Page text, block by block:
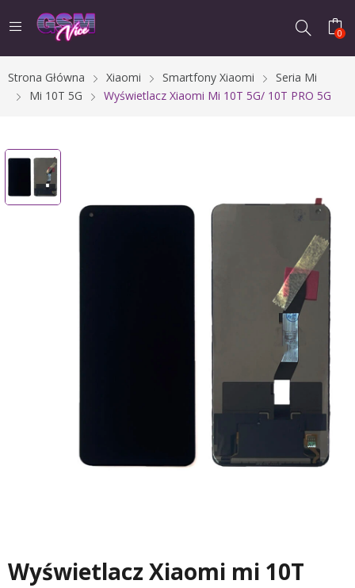
0
Strona Główna Xiaomi Smartfony Xiaomi
Seria Mi
Mi 10T 5G
Wyświetlacz Xiaomi Mi 10T 5G/ 10T PRO 5G
Wyświetlacz Xiaomi mi 10T